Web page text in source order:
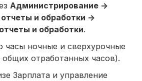
Администрирование ->
и обработки ->
и обработки.
часы ночные и сверхурочные
отработанных часов).
Зарплата и управление